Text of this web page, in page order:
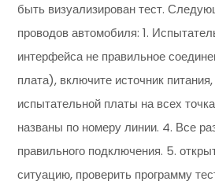
быть визуализирован тест.
проводов автомобиля: 1.
интерфейса не правильное
плата), включите источник
испытательной платы на всех
названы по номеру линии. 4. Все
правильного подключения. 5.
ситуацию, проверить программу